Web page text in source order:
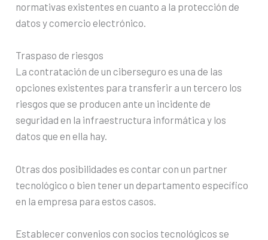
normativas existentes en cuanto a la protección de
datos y comercio electrónico.
Traspaso de riesgos
La contratación de un ciberseguro es una de las
opciones existentes para transferir a un tercero los
riesgos que se producen ante un incidente de
seguridad en la infraestructura informática y los
datos que en ella hay.
Otras dos posibilidades es contar con un partner
tecnológico o bien tener un departamento específico
en la empresa para estos casos.
Establecer convenios con socios tecnológicos se